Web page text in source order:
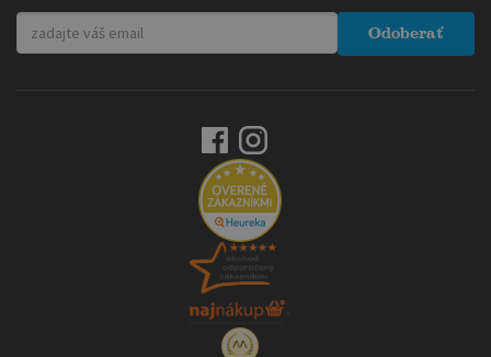
Odoberať